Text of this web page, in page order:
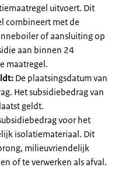
uitvoert. Dit
combineert met de
of aansluiting op
aan binnen 24
maatregel.
De plaatsingsdatum van
Het subsidiebedrag van
geldt.
voor het
isolatiemateriaal. Dit
milieuvriendelijk
of te verwerken als afval.